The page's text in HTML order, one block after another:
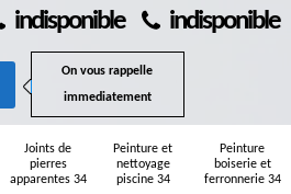
indisponible indisponible
On vous rappelle
immediatement
Joints de
pierres
apparentes 34
Peinture et
nettoyage
piscine 34
Peinture
boiserie et
ferronnerie 34